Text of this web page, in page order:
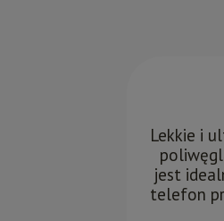
Lekkie i
jest
telefon